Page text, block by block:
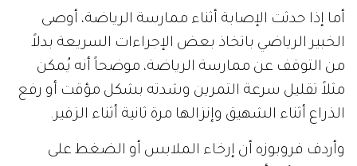
أما إذا حدثت الإصابة أثناء ممارسة الرياضة، أوصى
الخبير الرياضي باتخاذ بعض الإجراءات السريعة بدلاً
من التوقف عن ممارسة الرياضة، موضحاً أنه يُمكن
مثلاً تقليل سرعة التمرين وشدته بشكل مؤقت أو رفع
الذراع أثناء الشهيق وإنزالها مرة ثانية أثناء الزفير.
وأردف فروبوزه أن إرخاء الملابس أو الضغط على